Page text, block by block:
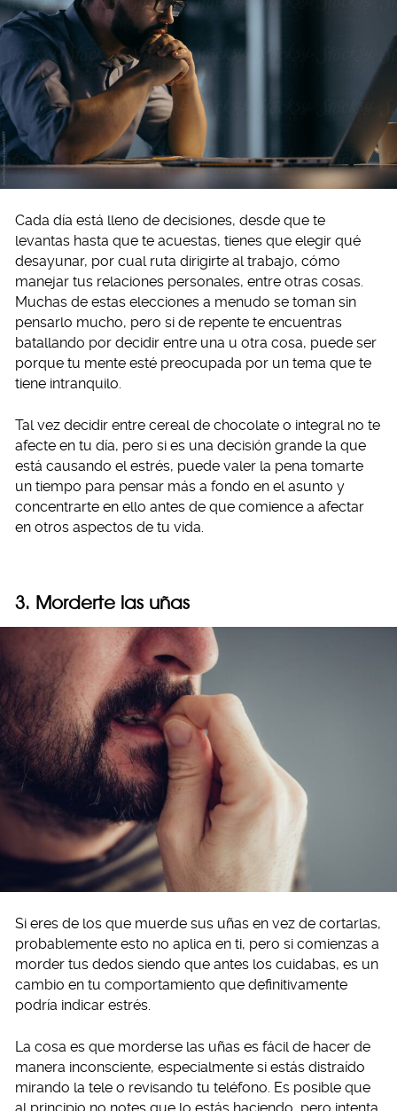
Cada día está lleno de decisiones, desde que te
levantas hasta que te acuestas, tienes que elegir qué
desayunar, por cual ruta dirigirte al trabajo, cómo
manejar tus relaciones personales, entre otras cosas.
Muchas de estas elecciones a menudo se toman sin
pensarlo mucho, pero si de repente te encuentras
batallando por decidir entre una u otra cosa, puede ser
porque tu mente esté preocupada por un tema que te
tiene intranquilo.
Tal vez decidir entre cereal de chocolate o integral no te
afecte en tu día, pero si es una decisión grande la que
está causando el estrés, puede valer la pena tomarte
un tiempo para pensar más a fondo en el asunto y
concentrarte en ello antes de que comience a afectar
en otros aspectos de tu vida.
3. Morderte las uñas
Si eres de los que muerde sus uñas en vez de cortarlas,
probablemente esto no aplica en ti, pero si comienzas a
morder tus dedos siendo que antes los cuidabas, es un
cambio en tu comportamiento que definitivamente
podría indicar estrés.
La cosa es que morderse las uñas es fácil de hacer de
manera inconsciente, especialmente si estás distraído
mirando la tele o revisando tu teléfono. Es posible que
al principio no notes que lo estás haciendo, pero intenta